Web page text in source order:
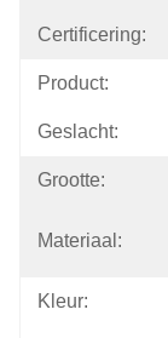
Certificering:
Product:
Geslacht:
Grootte:
Materiaal:
Kleur: